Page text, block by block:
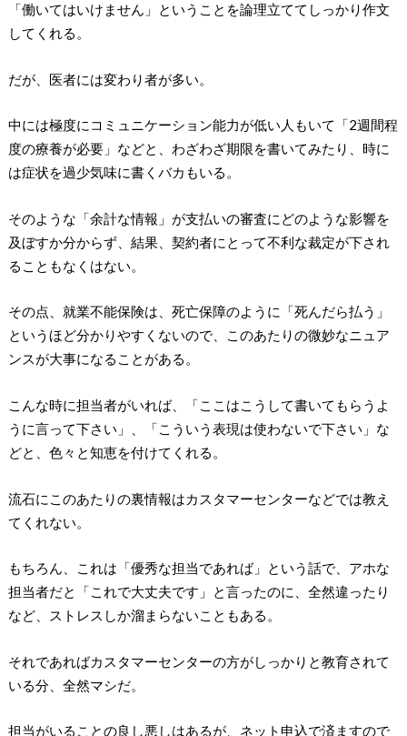
「働いてはいけません」ということを論理立ててしっかり作文
してくれる。
だが、医者には変わり者が多い。
中には極度にコミュニケーション能力が低い人もいて「2週間程
度の療養が必要」などと、わざわざ期限を書いてみたり、時に
は症状を過少気味に書くバカもいる。
そのような「余計な情報」が支払いの審査にどのような影響を
及ぼすか分からず、結果、契約者にとって不利な裁定が下され
ることもなくはない。
その点、就業不能保険は、死亡保障のように「死んだら払う」
というほど分かりやすくないので、このあたりの微妙なニュア
ンスが大事になることがある。
こんな時に担当者がいれば、「ここはこうして書いてもらうよ
うに言って下さい」、「こういう表現は使わないで下さい」な
どと、色々と知恵を付けてくれる。
流石にこのあたりの裏情報はカスタマーセンターなどでは教え
てくれない。
もちろん、これは「優秀な担当であれば」という話で、アホな
担当者だと「これで大丈夫です」と言ったのに、全然違ったり
など、ストレスしか溜まらないこともある。
それであればカスタマーセンターの方がしっかりと教育されて
いる分、全然マシだ。
担当がいることの良し悪しはあるが、ネット申込で済ますので